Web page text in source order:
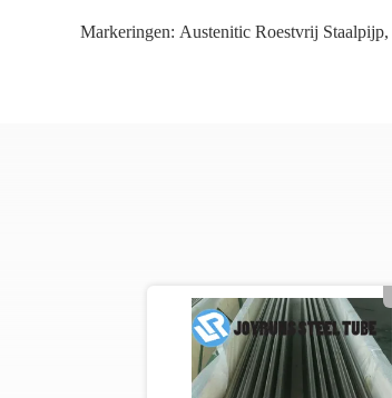
Markeringen: Austenitic Roestvrij Staalpijp,